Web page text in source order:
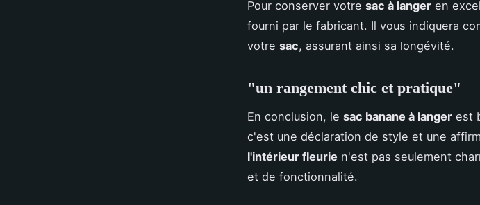
Pour conserver votre sac à langer en
fourni par le fabricant. Il vous indiquera
votre sac, assurant ainsi sa longévité.
"un rangement chic et pratique"
En conclusion, le sac banane à langer est
c'est une déclaration de style et une
l'intérieur fleurie n'est pas seulement
et de fonctionnalité.